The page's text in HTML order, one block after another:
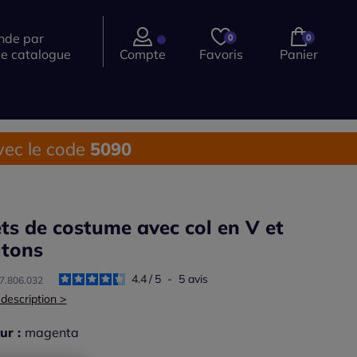
par
catalogue
Compte
0
Favoris
0
Panier
le code 5090
de costume avec col en V et
4.4/ 5 - 5avis
>
: magenta